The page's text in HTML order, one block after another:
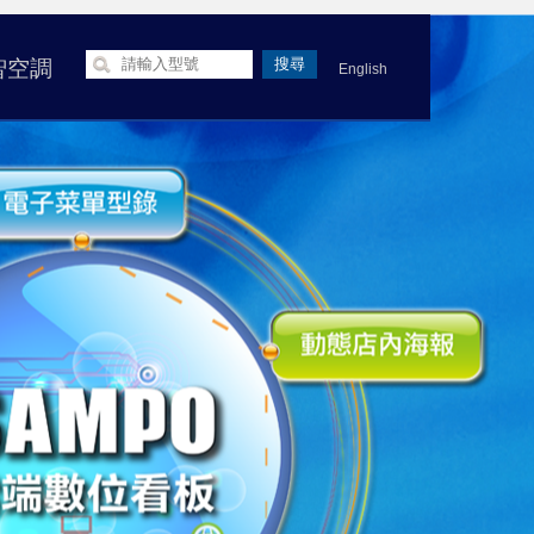
空調 English